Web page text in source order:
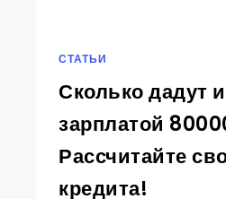
СТАТЬИ
Сколько дадут
зарплатой
Рассчитайте
кредита!